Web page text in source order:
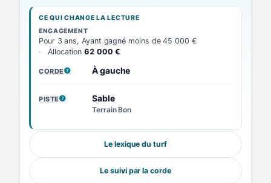
CE QUI CHANGE LA LECTURE
ENGAGEMENT
Pour 3 ans, Ayant gagné moins de 45 000 €
Allocation62 000 €
CORDE
, VOIR LA DÉFINITION
À gauche
PISTE
, VOIR LA DÉFINITION
Sable
Terrain Bon
Le lexique du turf
Le suivi par la corde